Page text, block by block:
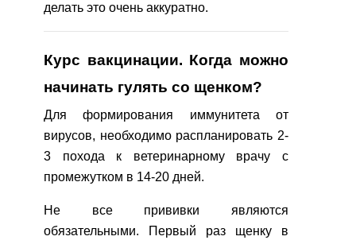
делать это очень аккуратно.
Курс вакцинации. Когда можно
начинать гулять со щенком?
Для формирования иммунитета от
вирусов, необходимо распланировать 2-
3 похода к ветеринарному врачу с
промежутком в 14-20 дней.
Не все прививки являются
обязательными. Первый раз щенку в